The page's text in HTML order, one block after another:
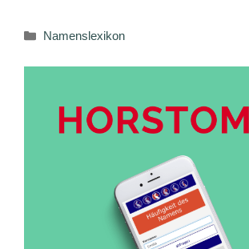
Kategorien
Namenslexikon